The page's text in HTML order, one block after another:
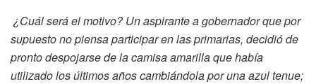
¿Cuál será el motivo? Un aspirante a gobernador que por
supuesto no piensa participar en las primarias, decidió de
pronto despojarse de la camisa amarilla que había
utilizado los últimos años cambiándola por una azul tenue;